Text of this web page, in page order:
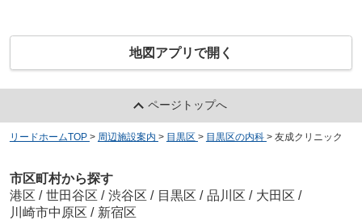
地図アプリで開く
ページトップへ
リードホームTOP > 周辺施設案内 > 目黒区 > 目黒区の内科 > 友成クリニック
市区町村から探す
港区 / 世田谷区 / 渋谷区 / 目黒区 / 品川区 / 大田区 /
川崎市中原区 / 新宿区